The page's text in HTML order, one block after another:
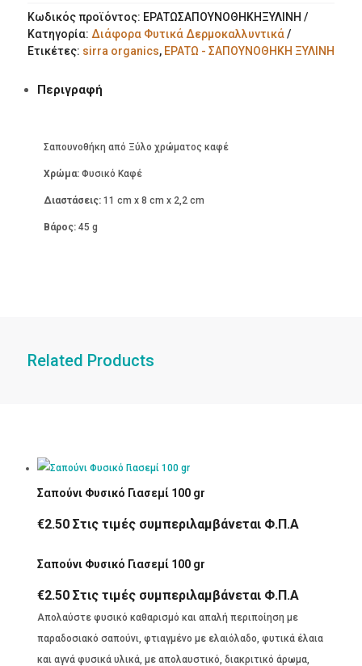
Κωδικός προϊόντος: ΕΡΑΤΩΣΑΠΟΥΝΟΘΗΚΗΞΥΛΙΝΗ
Κατηγορία: Διάφορα Φυτικά Δερμοκαλλυντικά
Ετικέτες: sirra organics, ΕΡΑΤΩ - ΣΑΠΟΥΝΟΘΗΚΗ ΞΥΛΙΝΗ
Περιγραφή
Σαπουνοθήκη από Ξύλο χρώματος καφέ
Χρώμα:Φυσικό Καφέ
Διαστάσεις: 11 cm x 8 cm x 2,2 cm
Βάρος:45 g
Related Products
Σαπούνι Φυσικό Γιασεμί 100 gr
€2.50 Στις τιμές συμπεριλαμβάνεται Φ.Π.Α
Σαπούνι Φυσικό Γιασεμί 100 gr
€2.50 Στις τιμές συμπεριλαμβάνεται Φ.Π.Α
Απολαύστε φυσικό καθαρισμό και απαλή περιποίηση με
παραδοσιακό σαπούνι, φτιαγμένο με ελαιόλαδο, φυτικά έλαια
και αγνά φυσικά υλικά, με απολαυστικό, διακριτικό άρωμα,